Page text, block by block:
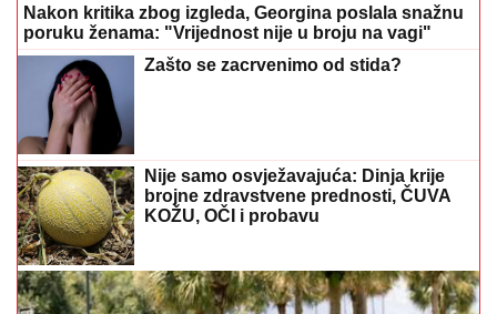
Nakon kritika zbog izgleda, Georgina poslala snažnu
poruku ženama: "Vrijednost nije u broju na vagi"
Zašto se zacrvenimo od stida?
Nije samo osvježavajuća: Dinja krije
brojne zdravstvene prednosti, ČUVA
KOŽU, OČI i probavu